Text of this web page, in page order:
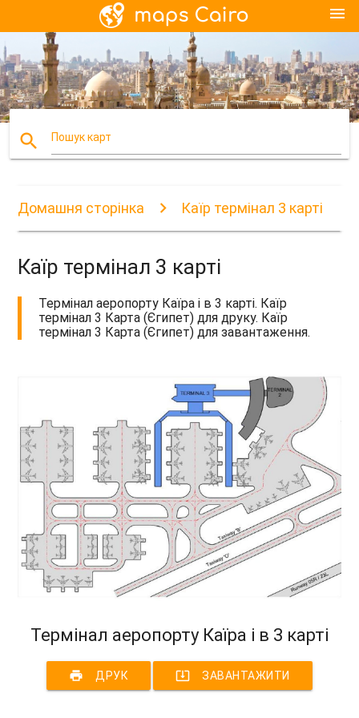
menu
search Пошук карт
Домашня сторінка Каїр термінал 3 карті
Каїр термінал 3 карті
Термінал аеропорту Каїра і в 3 карті. Каїр
термінал 3 Карта (Єгипет) для друку. Каїр
термінал 3 Карта (Єгипет) для завантаження.
Термінал аеропорту Каїра і в 3 карті
print ДРУК system_update_alt ЗАВАНТАЖИТИ